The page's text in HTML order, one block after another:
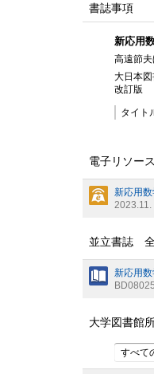
書誌事項
新応用
高遠節
大日本
改訂版
タイト
電子リソー
新応用
2023.11.
並立書誌
新応用
大学図書館
すべて